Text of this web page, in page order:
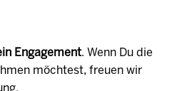
Engagement. Wenn Du die
möchtest, freuen wir